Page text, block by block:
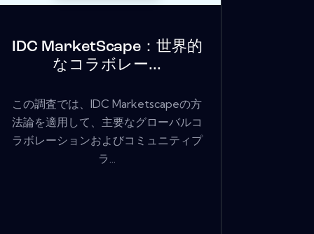
IDC MarketScape：世界的
なコラボレー...
この調査では、IDC Marketscapeの方
法論を適用して、主要なグローバルコ
ラボレーションおよびコミュニティプ
ラ...